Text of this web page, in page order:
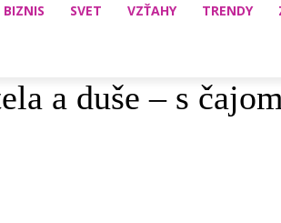
BIZNIS SVET VZŤAHY TRENDY
a duše – s